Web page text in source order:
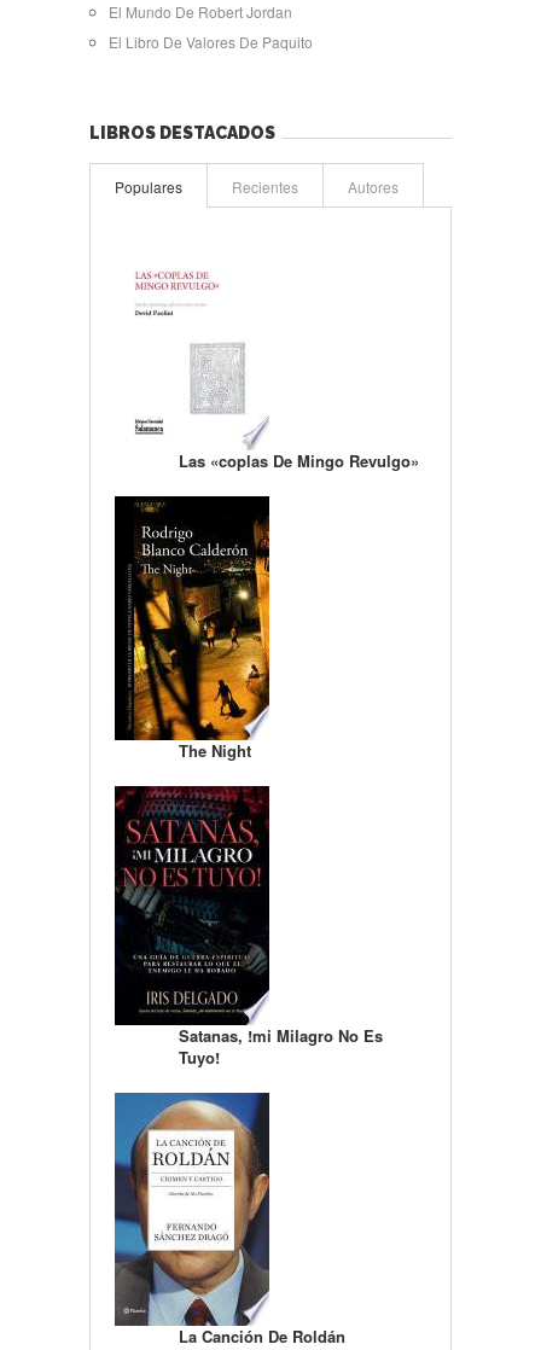
El Mundo De Robert Jordan
El Libro De Valores De Paquito
LIBROS DESTACADOS
Populares Recientes Autores
Las «coplas De Mingo Revulgo»
The Night
Satanas, !mi Milagro No Es
Tuyo!
La Canción De Roldán